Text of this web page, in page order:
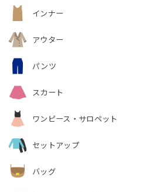
インナー
アウター
パンツ
スカート
ワンピース・サロペット
セットアップ
バッグ